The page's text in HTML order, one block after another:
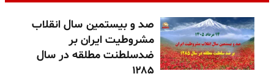
صد و بیستمین سال انقلاب
مشروطیت ایران بر
ضدسلطنت مطلقه در سال
۱۲۸۵